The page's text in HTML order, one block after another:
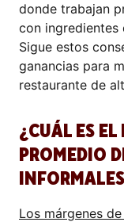
donde trabajan
con
Sigue estos
ganancias para
restaurante de
¿CUÁL ES
PROMEDIO
Los márgenes